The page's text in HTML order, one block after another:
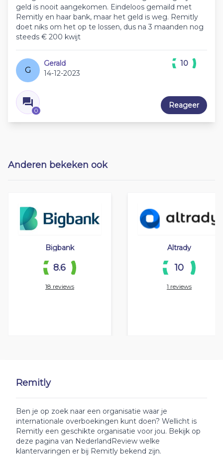
Remitly
Ben je op zoek naar een organisatie waar je
internationale overboekingen kunt doen? Wellicht is
Remitly een geschikte organisatie voor jou. Bekijk op
deze pagina van NederlandReview welke
klantervaringen er bij Remitly bekend zijn.
geld is nooit aangekomen. Eindeloos gemaild met
Remitly en haar bank, maar het geld is weg. Remitly
doet niks om het op te lossen, dus na 3 maanden nog
steeds € 200 kwijt
G
Gerald
14-12-2023
0
10
Reageer
Anderen bekeken ook
Bigbank
8.6
18 reviews
Altrady
10
1 reviews